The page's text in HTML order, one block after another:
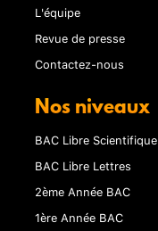
L'équipe
Revue de presse
Contactez-nous
Nos niveaux
BAC Libre Scientifique
BAC Libre Lettres
2ème Année BAC
1ère Année BAC